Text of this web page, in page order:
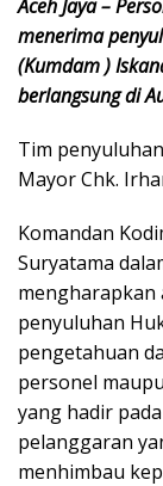
Aceh Jaya –
menerima
(Kumdam )
berlangsung di
Tim
Mayor Chk.
Komandan
Suryatama
mengharapkan
penyuluhan
pengetahuan
personel
yang hadir
pelanggaran
menhimbau